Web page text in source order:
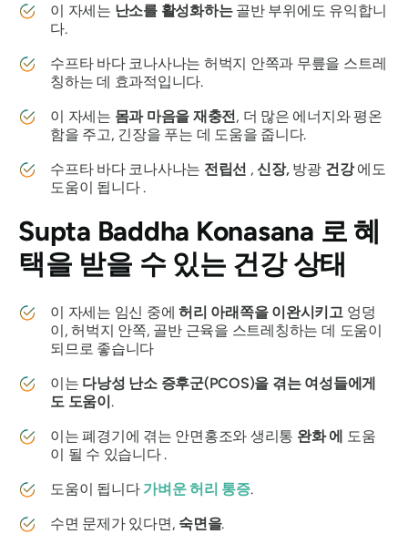
이 자세는 난소를 활성화하는골반 부위에도 유익합니
다.
수프타 바다 코나사나는 허벅지 안쪽과 무릎을 스트레
칭하는 데 효과적입니다.
이 자세는 몸과 마음을 재충전, 더 많은 에너지와 평온
함을 주고, 긴장을 푸는 데 도움을 줍니다.
수프타 바다 코나사나는 전립선 ,신장,방광 건강에도
도움이 됩니다 .
Supta Baddha Konasana 로 혜
택을 받을 수 있는 건강 상태
이 자세는 임신 중에허리 아래쪽을 이완시키고 엉덩
이, 허벅지 안쪽, 골반 근육을 스트레칭하는 데 도움이
되므로 좋습니다
이는 다낭성 난소 증후군(PCOS)을 겪는 여성들에게
도 도움이.
이는 폐경기에 겪는 안면홍조와 생리통 완화 에 도움
이 될 수 있습니다 .
도움이 됩니다 가벼운 허리 통증.
수면 문제가 있다면, 숙면을.